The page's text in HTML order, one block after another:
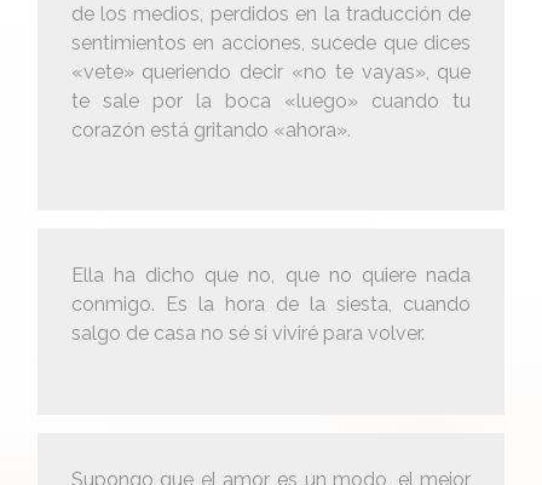
de los medios, perdidos en la traducción de
sentimientos en acciones, sucede que dices
«vete» queriendo decir «no te vayas», que
te sale por la boca «luego» cuando tu
corazón está gritando «ahora».
Ella ha dicho que no, que no quiere nada
conmigo. Es la hora de la siesta, cuando
salgo de casa no sé si viviré para volver.
Supongo que el amor es un modo, el mejor